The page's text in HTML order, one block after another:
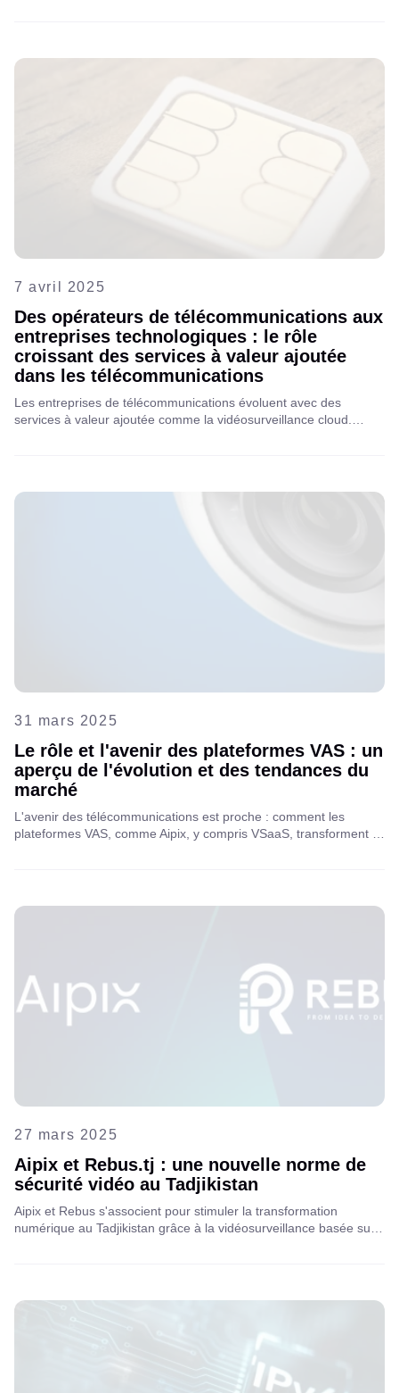
7 avril 2025
Des opérateurs de télécommunications aux
entreprises technologiques : le rôle
croissant des services à valeur ajoutée
dans les télécommunications
Les entreprises de télécommunications évoluent avec des
services à valeur ajoutée comme la vidéosurveillance cloud.
31 mars 2025
Le rôle et l'avenir des plateformes VAS : un
aperçu de l'évolution et des tendances du
marché
L'avenir des télécommunications est proche : comment les
plateformes VAS, comme Aipix, y compris VSaaS, transforment la
27 mars 2025
Aipix et Rebus.tj : une nouvelle norme de
sécurité vidéo au Tadjikistan
Aipix et Rebus s'associent pour stimuler la transformation
numérique au Tadjikistan grâce à la vidéosurveillance basée sur